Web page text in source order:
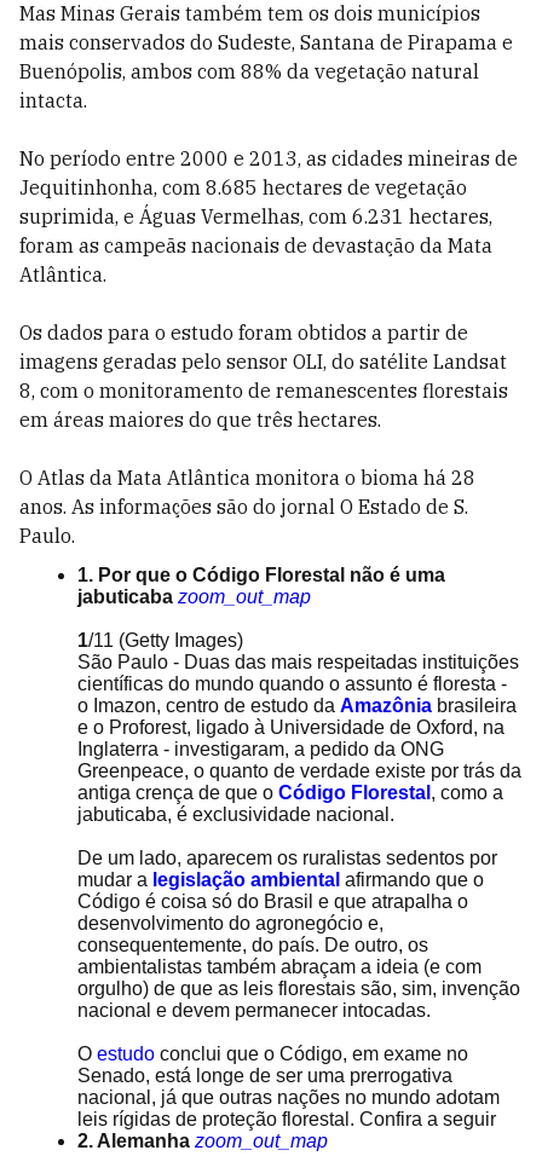
Mas Minas Gerais também tem os dois municípios
mais conservados do Sudeste, Santana de Pirapama e
Buenópolis, ambos com 88% da vegetação natural
intacta.
No período entre 2000 e 2013, as cidades mineiras de
Jequitinhonha, com 8.685 hectares de vegetação
suprimida, e Águas Vermelhas, com 6.231 hectares,
foram as campeãs nacionais de devastação da Mata
Atlântica.
Os dados para o estudo foram obtidos a partir de
imagens geradas pelo sensor OLI, do satélite Landsat
8, com o monitoramento de remanescentes florestais
em áreas maiores do que três hectares.
O Atlas da Mata Atlântica monitora o bioma há 28
anos. As informações são do jornal O Estado de S.
Paulo.
1. Por que o Código Florestal não é uma
jabuticaba zoom_out_map
1/11 (Getty Images)
São Paulo - Duas das mais respeitadas instituições
científicas do mundo quando o assunto é floresta -
o Imazon, centro de estudo da Amazônia brasileira
e o Proforest, ligado à Universidade de Oxford, na
Inglaterra - investigaram, a pedido da ONG
Greenpeace, o quanto de verdade existe por trás da
antiga crença de que o Código Florestal , como a
jabuticaba, é exclusividade nacional.
De um lado, aparecem os ruralistas sedentos por
mudar a legislação ambiental afirmando que o
Código é coisa só do Brasil e que atrapalha o
desenvolvimento do agronegócio e,
consequentemente, do país. De outro, os
ambientalistas também abraçam a ideia (e com
orgulho) de que as leis florestais são, sim, invenção
nacional e devem permanecer intocadas.
O estudo conclui que o Código, em exame no
Senado, está longe de ser uma prerrogativa
nacional, já que outras nações no mundo adotam
leis rígidas de proteção florestal. Confira a seguir
2. Alemanha zoom_out_map